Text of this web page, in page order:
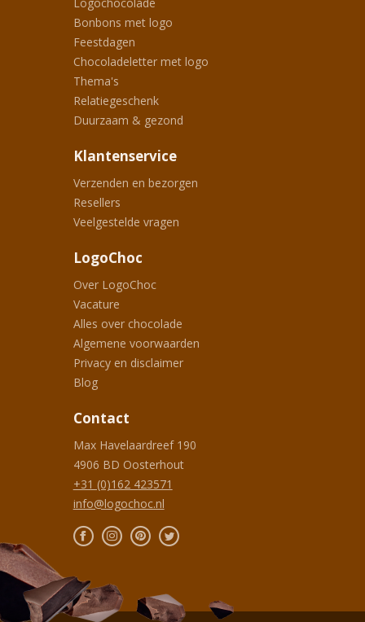
Bonbons met logo
Feestdagen
Chocoladeletter met logo
Thema's
Relatiegeschenk
Duurzaam & gezond
Klantenservice
Verzenden en bezorgen
Resellers
Veelgestelde vragen
LogoChoc
Over LogoChoc
Vacature
Alles over chocolade
Algemene voorwaarden
Privacy en disclaimer
Blog
Contact
Max Havelaardreef 190
4906 BD Oosterhout
+31 (0)162 423571
info@logochoc.nl